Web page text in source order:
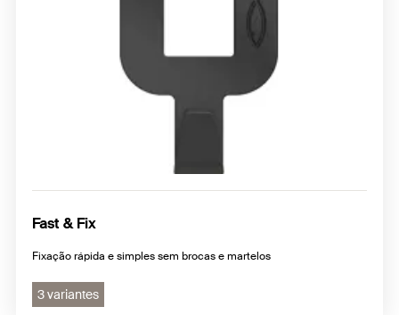
Fast & Fix
Fixação rápida e simples sem brocas e martelos
3 variantes